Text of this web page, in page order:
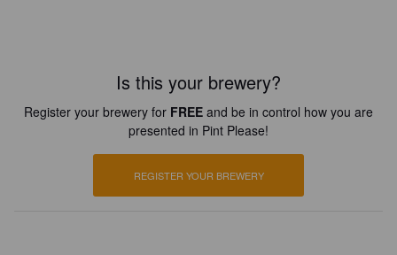
Is this your brewery?
Register your brewery for FREE and be in control how you are
presented in Pint Please!
REGISTER YOUR BREWERY